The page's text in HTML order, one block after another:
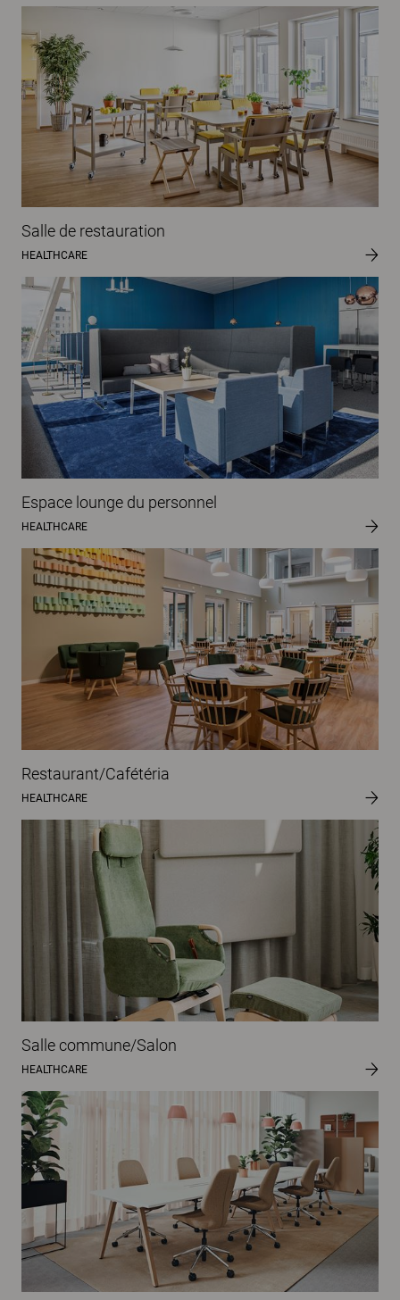
Salle de restauration
HEALTHCARE
Espace lounge du personnel
HEALTHCARE
Restaurant/Cafétéria
HEALTHCARE
Salle commune/Salon
HEALTHCARE